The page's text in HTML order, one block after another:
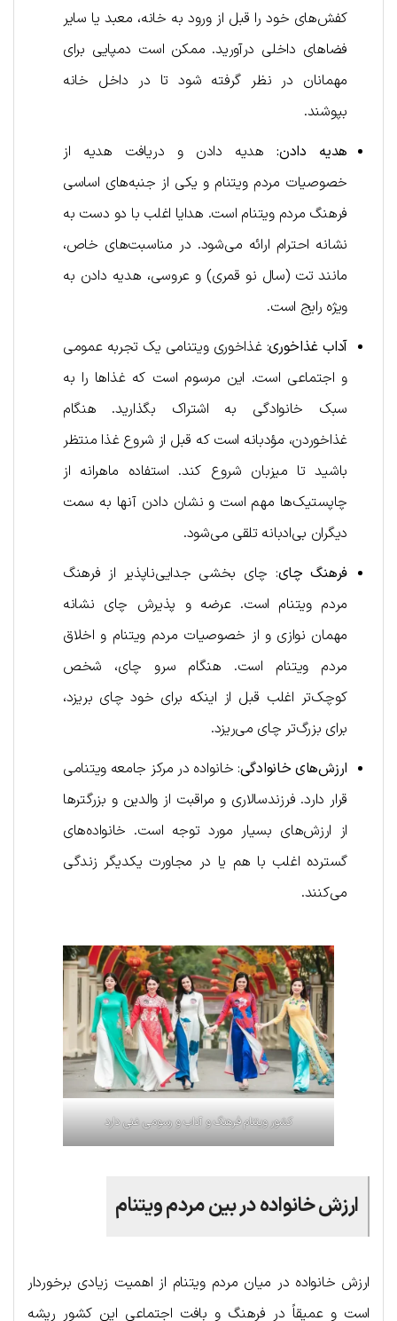
کفش‌های خود را قبل از ورود به خانه، معبد یا سایر
فضاهای داخلی درآورید. ممکن است دمپایی برای
مهمانان در نظر گرفته شود تا در داخل خانه
بپوشند.
هدیه دادن:هدیه دادن و دریافت هدیه از
خصوصیات مردم ویتنام و یکی از جنبه‌های اساسی
فرهنگ مردم ویتنام است. هدایا اغلب با دو دست به
نشانه احترام ارائه می‌شود. در مناسبت‌های خاص،
مانند تت (سال نو قمری) و عروسی، هدیه دادن به
ویژه رایج است.
آداب غذاخوری: غذاخوری ویتنامی یک تجربه عمومی
و اجتماعی است. این مرسوم است که غذاها را به
سبک خانوادگی به اشتراک بگذارید. هنگام
غذاخوردن، مؤدبانه است که قبل از شروع غذا منتظر
باشید تا میزبان شروع کند. استفاده ماهرانه از
چاپستیک‌ها مهم است و نشان دادن آنها به سمت
دیگران بی‌ادبانه تلقی می‌شود.
فرهنگ چای: چای بخشی جدایی‌ناپذیر از فرهنگ
مردم ویتنام است. عرضه و پذیرش چای نشانه
مهمان نوازی و از خصوصیات مردم ویتنام و اخلاق
مردم ویتنام است. هنگام سرو چای، شخص
کوچک‌تر اغلب قبل از اینکه برای خود چای بریزد،
برای بزرگ‌تر چای می‌ریزد.
ارزش‌های خانوادگی: خانواده در مرکز جامعه ویتنامی
قرار دارد. فرزندسالاری و مراقبت از والدین و بزرگترها
از ارزش‌های بسیار مورد توجه است. خانواده‌های
گسترده اغلب با هم یا در مجاورت یکدیگر زندگی
می‌کنند.
کشور ویتنام فرهنگ و آداب و رسومی غنی دارد
ارزش خانواده در بین مردم ویتنام
ارزش خانواده در میان مردم ویتنام از اهمیت زیادی برخوردار
است و عمیقاً در فرهنگ و بافت اجتماعی این کشور ریشه